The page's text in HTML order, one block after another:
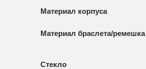
Материал корпуса
Материал браслета/ремешка
Стекло